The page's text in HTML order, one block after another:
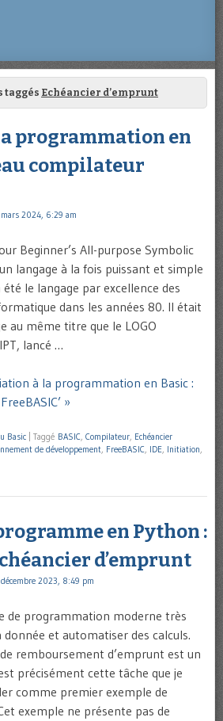
taggés Echéancier d’emprunt
programmation en
compilateur
2024, 6:29 am
Beginner’s All-purpose Symbolic
langage à la fois puissant et simple
le langage par excellence des
dans les années 80. Il était
au même titre que le LOGO
lancé …
à la programmation en Basic :
»
Basic Taggé BASIC, Compilateur, Echéancier
de développement, FreeBASIC, IDE, Initiation,
en Python :
d’emprunt
2023, 8:49 pm
de programmation moderne très
et automatiser des calculs.
remboursement d’emprunt est un
précisément cette tâche que je
comme premier exemple de
exemple ne présente pas de